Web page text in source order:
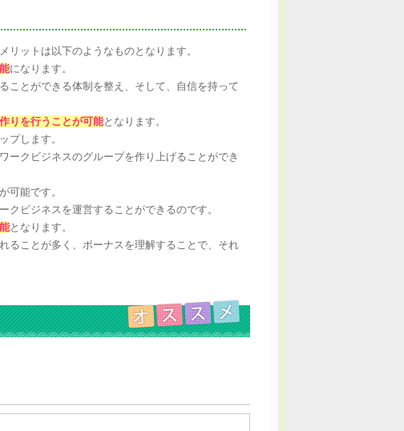
ットは以下のようなものとなります。
になります。
ことができる体制を整え、そして、自信を持って
りを行うことが可能となります。
プします。
ークビジネスのグループを作り上げることができ
可能です。
ビジネスを運営することができるのです。
となります。
ることが多く、ボーナスを理解することで、それ